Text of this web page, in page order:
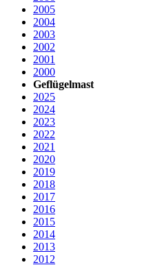
2005
2004
2003
2002
2001
2000
Geflügelmast
2025
2024
2023
2022
2021
2020
2019
2018
2017
2016
2015
2014
2013
2012